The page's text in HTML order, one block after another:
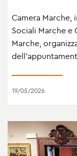
Camera
Sociali Marche
Marche,
19/05/2026